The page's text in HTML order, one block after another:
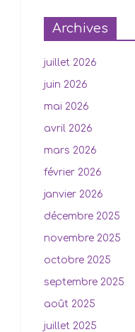
Archives
juillet 2026
juin 2026
mai 2026
avril 2026
mars 2026
février 2026
janvier 2026
décembre 2025
novembre 2025
octobre 2025
septembre 2025
août 2025
juillet 2025